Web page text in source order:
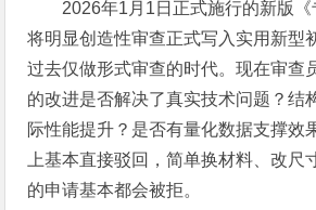
2026年1月1日正式施行的新版《
将明显创造性审查正式写入实用新型
过去仅做形式审查的时代。现在审查
的改进是否解决了真实技术问题？结
际性能提升？是否有量化数据支撑效
上基本直接驳回，简单换材料、改尺
的申请基本都会被拒。